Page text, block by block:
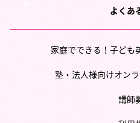
よくあ
家庭でできる！子ども
塾・法人様向けオン
講師